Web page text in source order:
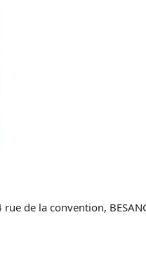
de la convention,